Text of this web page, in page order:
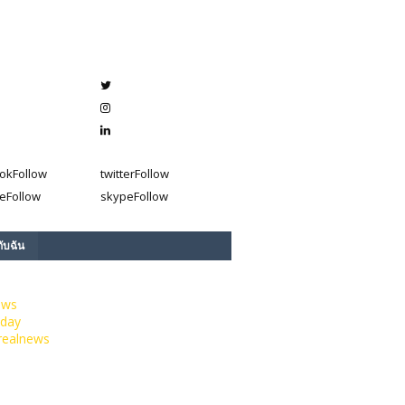
Follow twitterFollow
Follow skypeFollow
บฉัน